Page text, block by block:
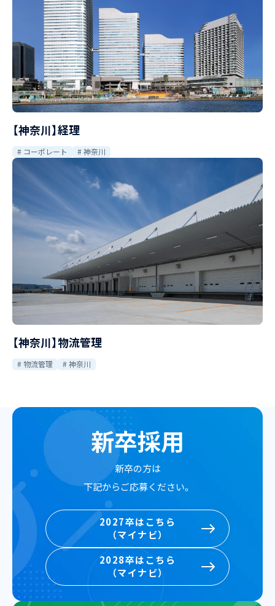
【神奈川】経理
コーポレート 神奈川
【神奈川】物流管理
物流管理 神奈川
新卒採用
新卒の方は
下記からご応募ください。
2027卒はこちら
（マイナビ）
2027卒はこちら
（マイナビ）
2028卒はこちら
（マイナビ）
2028卒はこちら
（マイナビ）